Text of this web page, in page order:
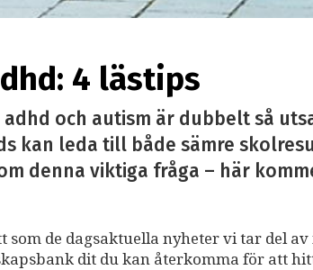
4 lästips
och autism är dubbelt så
kan leda till både sämre
denna viktiga fråga – här
de dagsaktuella nyheter vi tar del av
dit du kan återkomma för att